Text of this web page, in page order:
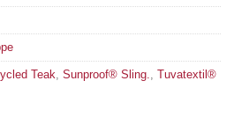
Teak Sunproof® Sling. Tuvatextil®